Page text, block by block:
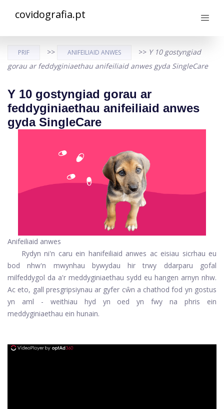
covidografia.pt
PRIF >> ANIFEILIAID ANWES >> Y 10 gostyngiad
gorau ar feddyginiaethau anifeiliaid anwes gyda SingleCare
Y 10 gostyngiad gorau ar
feddyginiaethau anifeiliaid anwes
gyda SingleCare
Anifeiliaid anwes
Rydyn ni'n caru ein hanifeiliaid anwes ac eisiau sicrhau eu
bod nhw'n mwynhau bywydau hir trwy ddarparu gofal
milfeddygol da a'r meddyginiaethau sydd eu hangen arnyn nhw.
Ac eto, gall presgripsiynau ar gyfer cŵn a chathod fod yn gostus
yn aml - weithiau hyd yn oed yn fwy na phris ein
meddyginiaethau ein hunain.